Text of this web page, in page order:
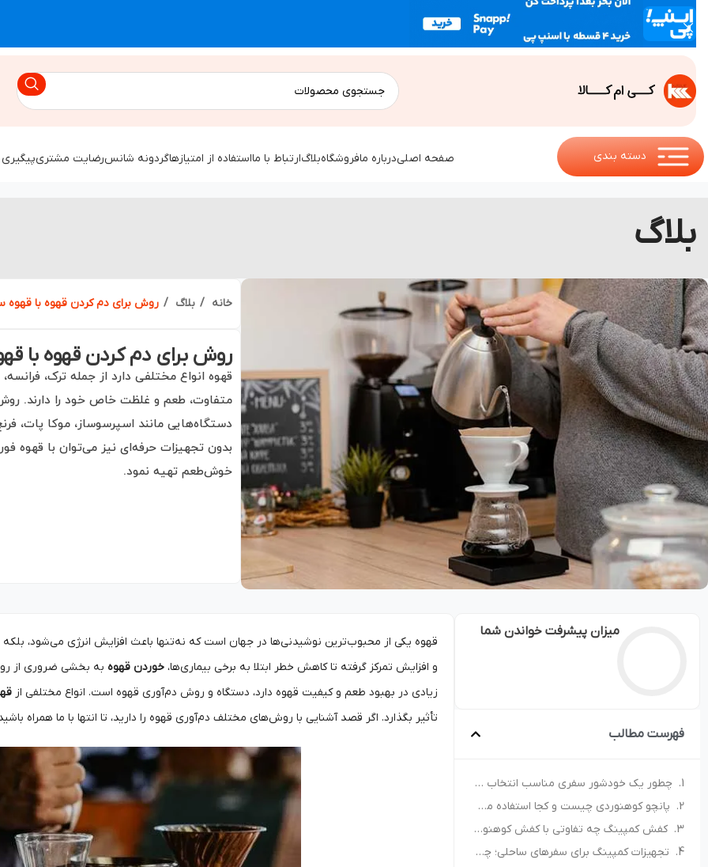
دسته بندی صفحه اصلیدرباره مافروشگاهبلاگارتباط با مااستفاده از امتیازهاگردونه شانسرضایت مشتری
بلاگ
خانه بلاگ روش برای دم کردن قهوه با قهوه
روش برای دم کردن قهوه با
قهوه انواع مختلفی دارد از جمله ترک،
متفاوت، طعم و غلظت خاص خود را دارند.
دستگاه‌هایی مانند اسپرسوساز، موکا پات،
بدون تجهیزات حرفه‌ای نیز می‌توان با قهوه
خوش‌طعم تهیه نمود.
میزان پیشرفت خواندن شما
فهرست مطالب
چطور یک خودشور سفری مناسب انتخاب کنیم؟ راهنمای خرید برای کمپ و سفر
پانچو کوهنوردی چیست و کجا استفاده می‌شود؟ راهنمای انتخاب پانچو مناسب
کفش کمپینگ چه تفاوتی با کفش کوهنوردی دارد؟ راهنمای انتخاب کفش مناسب طبیعت‌گردی
تجهیزات کمپینگ برای سفرهای ساحلی؛ چه چیزهایی همراه داشته باشیم؟
قهوه یکی از محبوب‌ترین نوشیدنی‌ها در جهان است که نه‌تنها باعث افزایش انرژی می‌شود، بلکه
و افزایش تمرکز گرفته تا کاهش خطر ابتلا به برخی بیماری‌ها، خوردن قهوه به بخشی ضروری از
زیادی در بهبود طعم و کیفیت قهوه دارد، دستگاه و روش دم‌آوری قهوه است. انواع مختلفی از
تأثیر بگذارد. اگر قصد آشنایی با روش‌های مختلف دم‌آوری قهوه را دارید، تا انتها با ما همراه